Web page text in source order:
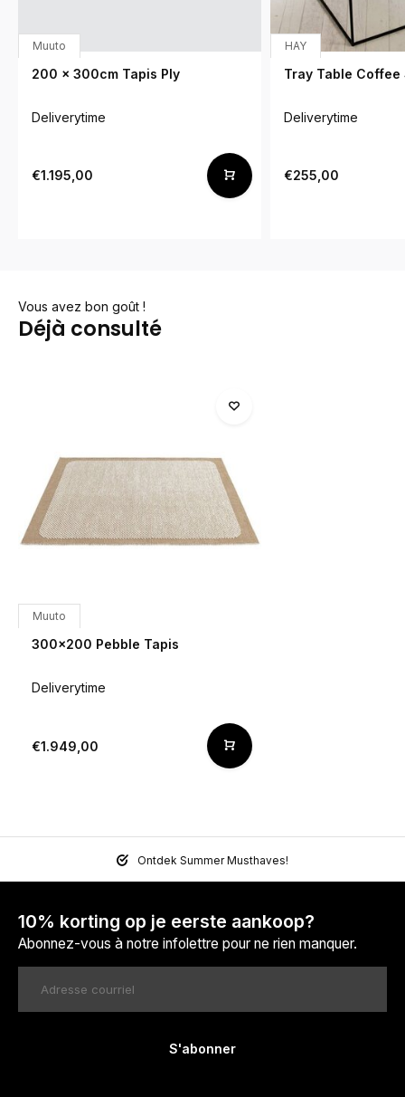
Muuto
200 x 300cm Tapis Ply
Deliverytime
€1.195,00
HAY
Tray Table Coffee
Deliverytime
€255,00
Vous avez bon goût !
Déjà consulté
Muuto
300x200 Pebble Tapis
Deliverytime
€1.949,00
Ontdek Summer Musthaves!
10% korting op je eerste aankoop?
Abonnez-vous à notre infolettre pour ne rien manquer.
S'abonner